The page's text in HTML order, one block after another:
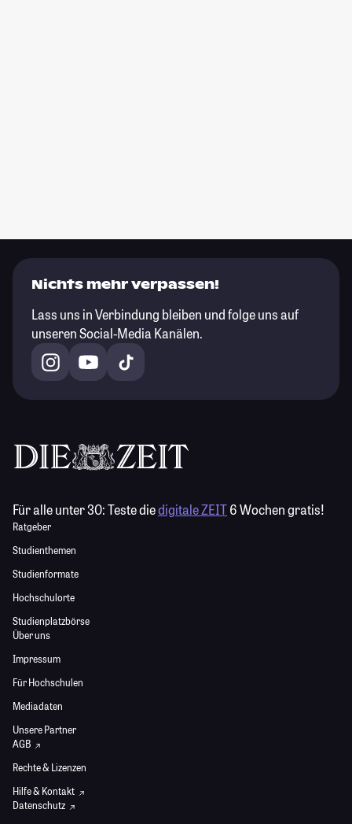
Nichts mehr verpassen!
Lass uns in Verbindung bleiben und folge uns auf
unseren Social-Media Kanälen.
Für alle unter 30:Teste diedigitale ZEIT6 Wochen gratis!
Ratgeber
Studienthemen
Studienformate
Hochschulorte
Studienplatzbörse
Über uns
Impressum
Für Hochschulen
Mediadaten
Unsere Partner
AGB
Rechte & Lizenzen
Hilfe & Kontakt
Datenschutz